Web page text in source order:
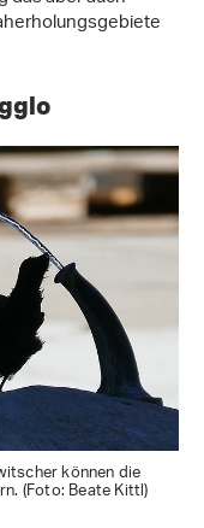
können die
(Foto: Beate Kittl)